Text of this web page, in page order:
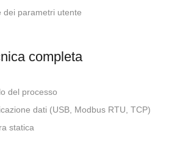
dei parametri utente
completa
del processo
dati (USB, Modbus RTU, TCP)
statica